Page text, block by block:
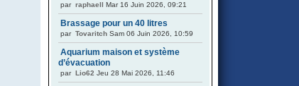
par raphaell Mar 16 Juin 2026, 09:21
Brassage pour un 40 litres
par Tovaritch Sam 06 Juin 2026, 10:59
Aquarium maison et système
d’évacuation
par Lio62 Jeu 28 Mai 2026, 11:46